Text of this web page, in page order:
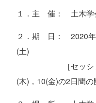
１．主 催： 土木学
２．期 日： 2020年
(土)
［セッション
(木)，10(金)の2日間の